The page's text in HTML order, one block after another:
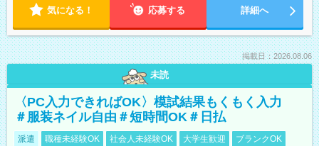
気になる！ 応募する 詳細へ
掲載日：2026.08.06
未読
〈PC入力できればOK〉模試結果もくもく入力
＃服装ネイル自由＃短時間OK＃日払
派遣 職種未経験OK 社会人未経験OK 大学生歓迎
ブランクOK